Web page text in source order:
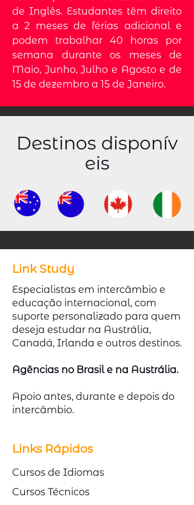
de Inglês. Estudantes têm direito
a 2 meses de férias adicional e
podem trabalhar 40 horas por
semana durante os meses de
Maio, Junho, Julho e Agosto e de
15 de dezembro a 15 de Janeiro.
Destinos disponív
eis
Link Study
Especialistas em intercâmbio e
educação internacional, com
suporte personalizado para quem
deseja estudar na Austrália,
Canadá, Irlanda e outros destinos.
Agências no Brasil e na Austrália.
Apoio antes, durante e depois do
intercâmbio.
Links Rápidos
Cursos de Idiomas
Cursos Técnicos